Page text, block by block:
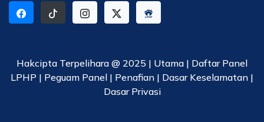
Hakcipta Terpelihara @ 2025 | Utama | Daftar Panel
LPHP | Peguam Panel | Penafian | Dasar Keselamatan |
Dasar Privasi